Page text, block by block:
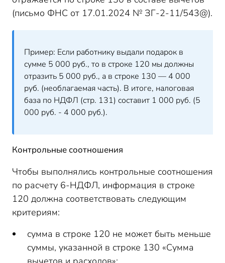
(письмо ФНС от 17.01.2024 № ЗГ-2-11/543@).
Пример: Если работнику выдали подарок в
сумме 5 000 руб., то в строке 120 мы должны
отразить 5 000 руб., а в строке 130 — 4 000
руб. (необлагаемая часть). В итоге, налоговая
база по НДФЛ (стр. 131) составит 1 000 руб. (5
000 руб. - 4 000 руб.).
Контрольные соотношения
Чтобы выполнялись контрольные соотношения
по расчету 6-НДФЛ, информация в строке
120 должна соответствовать следующим
критериям:
сумма в строке 120 не может быть меньше
суммы, указанной в строке 130 «Сумма